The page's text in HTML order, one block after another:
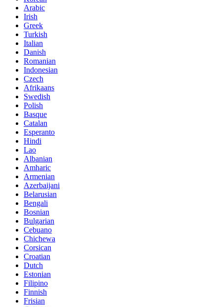
Arabic
Irish
Greek
Turkish
Italian
Danish
Romanian
Indonesian
Czech
Afrikaans
Swedish
Polish
Basque
Catalan
Esperanto
Hindi
Lao
Albanian
Amharic
Armenian
Azerbaijani
Belarusian
Bengali
Bosnian
Bulgarian
Cebuano
Chichewa
Corsican
Croatian
Dutch
Estonian
Filipino
Finnish
Frisian